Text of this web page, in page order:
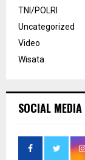
TNI/POLRI
Uncategorized
Video
Wisata
SOCIAL MEDIA